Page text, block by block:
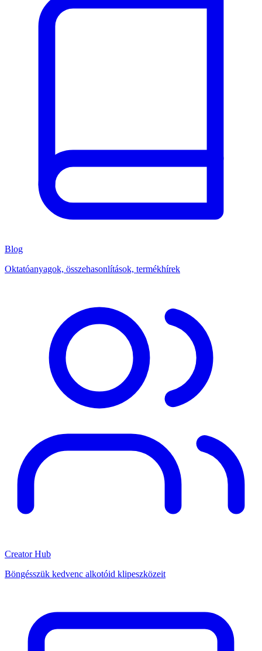
Blog
Oktatóanyagok, összehasonlítások, termékhírek
Creator Hub
Böngésszük kedvenc alkotóid klipeszközeit